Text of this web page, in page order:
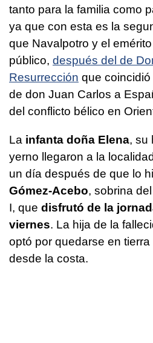
tanto para la familia como
ya que con esta es la
que Navalpotro y el
público, después del de
Resurrección que
de don Juan Carlos a
del conflicto bélico en
La infanta doña Elena, su
yerno llegaron a la
un día después de que lo
Gómez-Acebo, sobrina
I, que disfrutó de la
viernes. La hija de la
optó por quedarse en
desde la costa.